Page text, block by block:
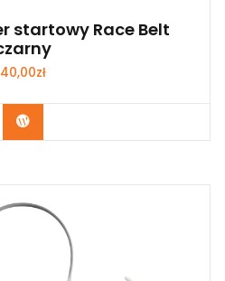
startowy Race Belt
40,00zł
Kup Teraz